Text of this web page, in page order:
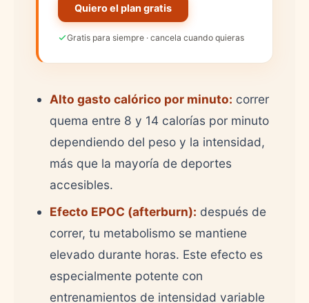
Quiero el plan gratis
Gratis para siempre · cancela cuando quieras
Alto gasto calórico por minuto: correr
quema entre 8 y 14 calorías por minuto
dependiendo del peso y la intensidad,
más que la mayoría de deportes
accesibles.
Efecto EPOC (afterburn): después de
correr, tu metabolismo se mantiene
elevado durante horas. Este efecto es
especialmente potente con
entrenamientos de intensidad variable